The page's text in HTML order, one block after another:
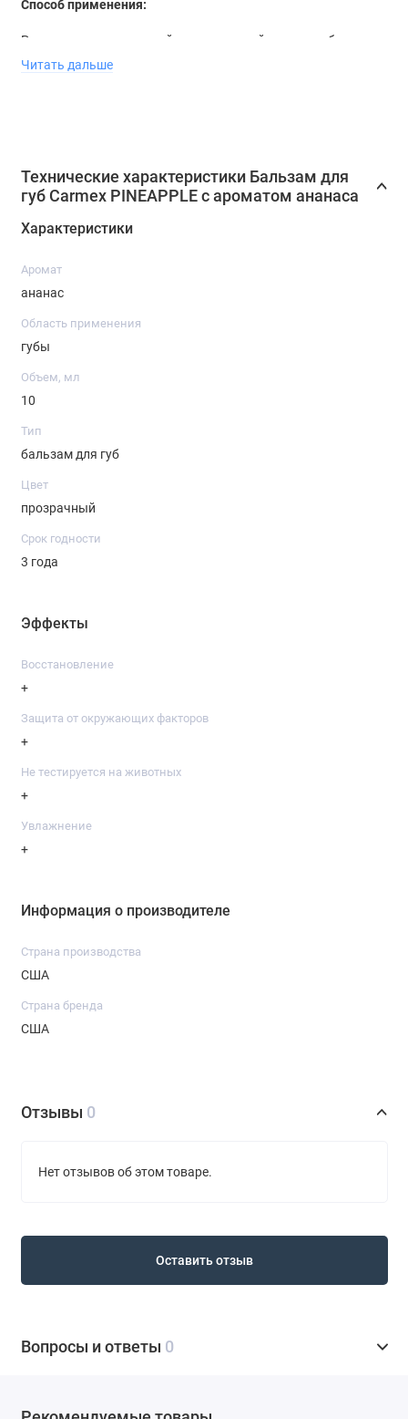
Способ применения:
Рекомендуется для сухой, потрескавшейся кожи губ.
Использовать по мере необходимости.
Читать дальше
Технические характеристики Бальзам для
губ Carmex PINEAPPLE с ароматом ананаса
Характеристики
Аромат
ананас
Область применения
губы
Объем, мл
10
Тип
бальзам для губ
Цвет
прозрачный
Срок годности
3 года
Эффекты
Восстановление
+
Защита от окружающих факторов
+
Не тестируется на животных
+
Увлажнение
+
Информация о производителе
Страна производства
США
Страна бренда
США
Отзывы 0
Нет отзывов об этом товаре.
Оставить отзыв
Вопросы и ответы 0